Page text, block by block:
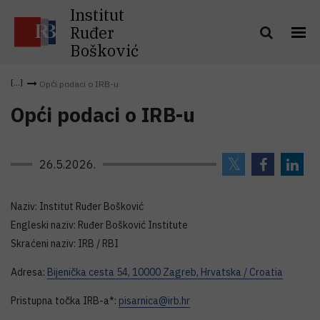
Institut
Ruđer
Bošković
Opći podaci o IRB-u
Opći podaci o IRB-u
26.5.2026.
Naziv: Institut Ruđer Bošković
Engleski naziv: Ruđer Bošković Institute
Skraćeni naziv: IRB / RBI
Adresa: Bijenička cesta 54, 10000 Zagreb, Hrvatska / Croatia
Pristupna točka IRB-a*: pisarnica@irb.hr